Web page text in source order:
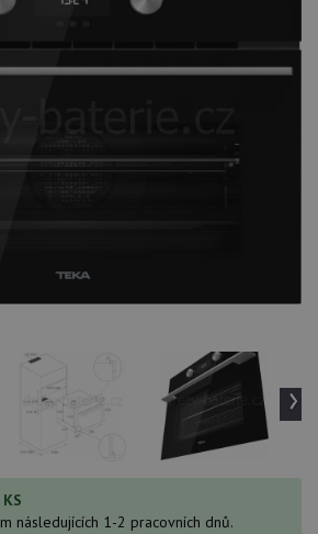
›
následujících 1-2 pracovních dnů.